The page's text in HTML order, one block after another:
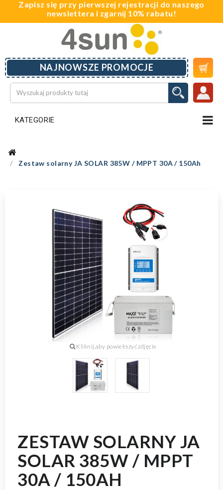
Zapisz się przy pierwszej rejestracji do naszego
newslettera i zgarnij 10% rabatu!
KATEGORIE
NAJNOWSZE PROMOCJE 
Zestaw solarny JA SOLAR 385W / MPPT 30A / 150Ah
ZESTAW SOLARNY JA
SOLAR 385W / MPPT
30A / 150AH